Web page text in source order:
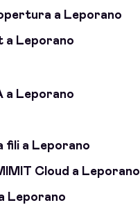
a Leporano
a Leporano
a Leporano
fili a Leporano
Cloud a Leporano
Leporano